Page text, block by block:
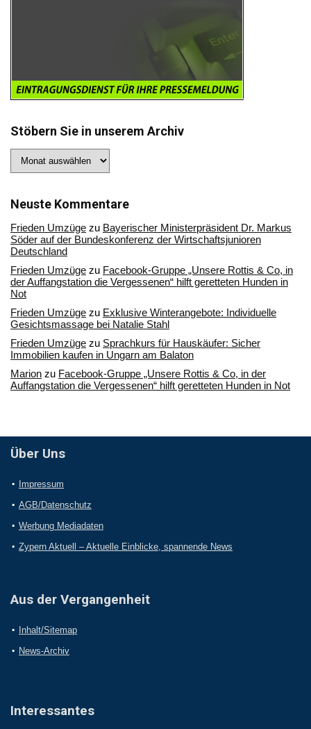
Stöbern Sie in unserem Archiv
Sie
Archiv
Neuste Kommentare
Frieden Umzüge zu Bayerischer Ministerpräsident Dr. Markus
Söder auf der Bundeskonferenz der Wirtschaftsjunioren
Deutschland
Frieden Umzüge zu Facebook-Gruppe „Unsere Rottis & Co, in
der Auffangstation die Vergessenen“ hilft geretteten Hunden in
Not
Frieden Umzüge zu Exklusive Winterangebote: Individuelle
Gesichtsmassage bei Natalie Stahl
Frieden Umzüge zu Sprachkurs für Hauskäufer: Sicher
Immobilien kaufen in Ungarn am Balaton
Marion zu Facebook-Gruppe „Unsere Rottis & Co, in der
Auffangstation die Vergessenen“ hilft geretteten Hunden in Not
Über Uns
Impressum
AGB/Datenschutz
Werbung Mediadaten
Zypern Aktuell – Aktuelle Einblicke, spannende News
Aus der Vergangenheit
Inhalt/Sitemap
News-Archiv
Interessantes